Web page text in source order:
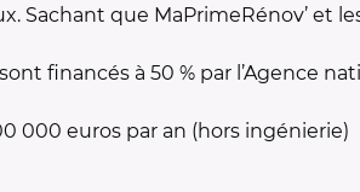
Sachant que MaPrimeRénov’ et
financés à 50 % par l’Agence
000 euros par an (hors ingénierie)